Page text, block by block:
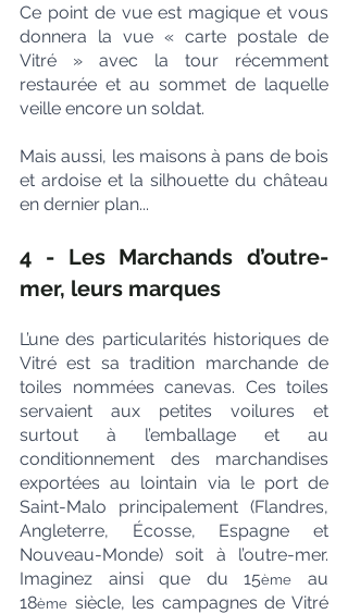
Ce point de vue est magique et vous
donnera la vue « carte postale de
Vitré » avec la tour récemment
restaurée et au sommet de laquelle
veille encore un soldat.
Mais aussi, les maisons à pans de bois
et ardoise et la silhouette du château
en dernier plan...
4 - Les Marchands d’outre-
mer, leurs marques
L’une des particularités historiques de
Vitré est sa tradition marchande de
toiles nommées canevas. Ces toiles
servaient aux petites voilures et
surtout à l’emballage et au
conditionnement des marchandises
exportées au lointain via le port de
Saint-Malo principalement (Flandres,
Angleterre, Écosse, Espagne et
Nouveau-Monde) soit à l’outre-mer.
Imaginez ainsi que du 15ème
au
18ème siècle, les campagnes de Vitré